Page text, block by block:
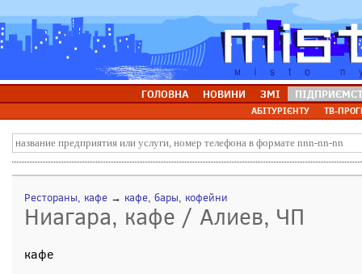
ГОЛОВНА НОВИНИ ЗМІ
АБІТУРІЄНТУ ТВ-
Рестораны, кафе → кафе, бары, кофейни
Ниагара, кафе / Алиев, ЧП
кафе